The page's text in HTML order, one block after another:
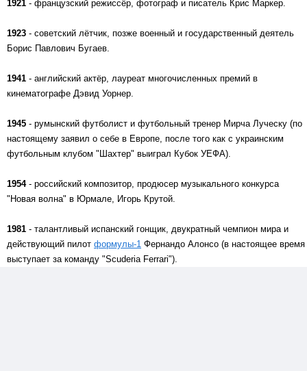
1921 - французский режиссёр, фотограф и писатель Крис Маркер.
1923 - советский лётчик, позже военный и государственный деятель
Борис Павлович Бугаев.
1941 - английский актёр, лауреат многочисленных премий в
кинематографе Дэвид Уорнер.
1945 - румынский футболист и футбольный тренер Мирча Луческу (по
настоящему заявил о себе в Европе, после того как с украинским
футбольным клубом "Шахтер" выиграл Кубок УЕФА).
1954- российский композитор, продюсер музыкального конкурса
"Новая волна" в Юрмале, Игорь Крутой.
1981 - талантливый испанский гонщик, двукратный чемпион мира и
действующий пилот формулы-1 Фернандо Алонсо (в настоящее время
выступает за команду "Scuderia Ferrari").